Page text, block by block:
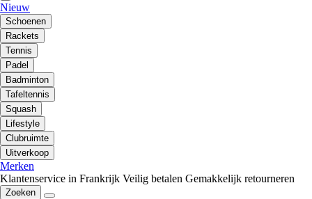
Nieuw
Schoenen
Rackets
Tennis
Padel
Badminton
Tafeltennis
Squash
Lifestyle
Clubruimte
Uitverkoop
Merken
Klantenservice in Frankrijk Veilig betalen Gemakkelijk retourneren
Zoeken